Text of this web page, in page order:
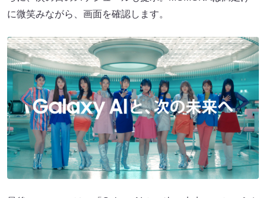
に微笑みながら、画面を確認します。